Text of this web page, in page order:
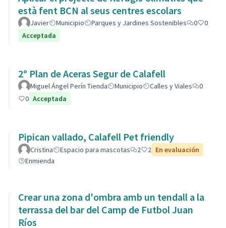
està fent BCN al seus centres escolars
Javier Municipio Parques y Jardines Sostenibles 0
0
Acceptada
2º Plan de Aceras Segur de Calafell
Miguel Ángel Perín Tienda Municipio Calles y Viales
0
0 Acceptada
Pipican vallado, Calafell Pet friendly
Cristina Espacio para mascotas 2 2 En evaluación
Enmienda
Crear una zona d'ombra amb un tendall a la
terrassa del bar del Camp de Futbol Juan
Ríos